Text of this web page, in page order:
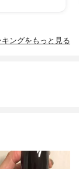
ングをもっと見る